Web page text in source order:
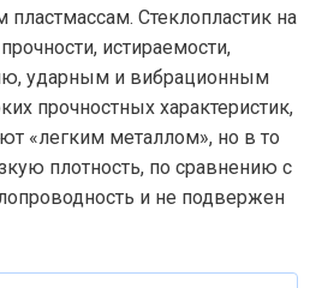
Стеклопластик на
истираемости,
ударным и вибрационным
прочностных характеристик,
«легким металлом», но в то
плотность, по сравнению с
и не подвержен